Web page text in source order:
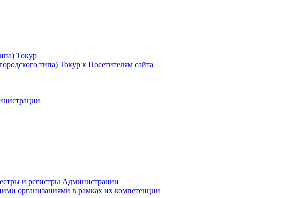
Токур
типа) Токур к Посетителям сайта
и регистры Администрации
организациями в рамках их компетенции